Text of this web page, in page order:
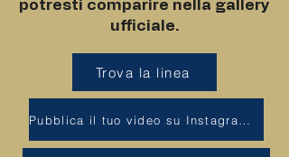
potresti comparire nella gallery
ufficiale.
Trova la linea
Pubblica il tuo video su Instagram con #SummerInCrema